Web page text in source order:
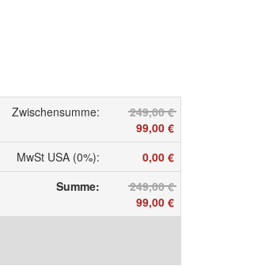
Zwischensumme:
249,00 €
99,00 €
MwSt USA (0%):
0,00 €
Summe:
249,00 €
99,00 €